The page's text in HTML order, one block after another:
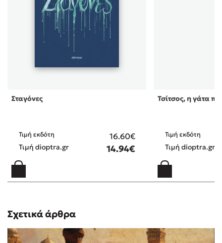
Σταγόνες
Τιμή εκδότη 16.60€
Τιμή dioptra.gr 14.94€
Τσίτσος, η γάτα
Τιμή εκδότη
Τιμή dioptra.gr
Σχετικά άρθρα